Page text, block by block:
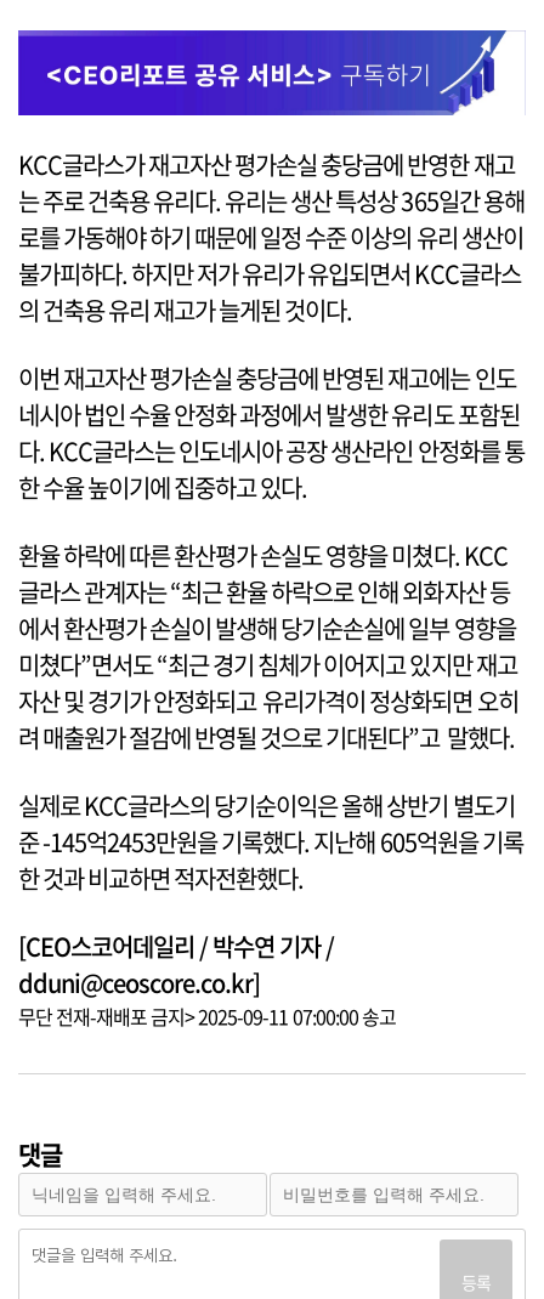
KCC글라스가 재고자산 평가손실 충당금에 반영한 재고
는 주로 건축용 유리다. 유리는 생산 특성상 365일간 용해
로를 가동해야 하기 때문에 일정 수준 이상의 유리 생산이
불가피하다. 하지만 저가 유리가 유입되면서 KCC글라스
의 건축용 유리 재고가 늘게된 것이다.
이번 재고자산 평가손실 충당금에 반영된 재고에는 인도
네시아 법인 수율 안정화 과정에서 발생한 유리도 포함된
다. KCC글라스는 인도네시아 공장 생산라인 안정화를 통
한 수율 높이기에 집중하고 있다.
환율 하락에 따른 환산평가 손실도 영향을 미쳤다. KCC
글라스 관계자는 “최근 환율 하락으로 인해 외화자산 등
에서 환산평가 손실이 발생해 당기순손실에 일부 영향을
미쳤다”면서도 “최근 경기 침체가 이어지고 있지만 재고
자산 및 경기가 안정화되고 유리가격이 정상화되면 오히
려 매출원가 절감에 반영될 것으로 기대된다”고 말했다.
실제로 KCC글라스의 당기순이익은 올해 상반기 별도기
준 -145억2453만원을 기록했다. 지난해 605억원을 기록
한 것과 비교하면 적자전환했다.
[CEO스코어데일리 / 박수연 기자 /
dduni@ceoscore.co.kr]
무단 전재-재배포 금지> 2025-09-11 07:00:00 송고
댓글
등록